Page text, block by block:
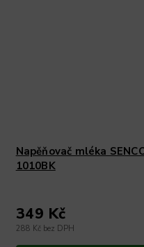
Napěňovač mléka
1010BK
288 Kč bez DPH
349 Kč